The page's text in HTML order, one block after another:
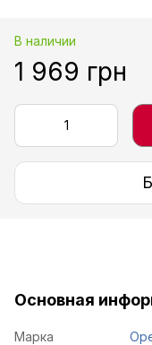
В наличии
1 969 грн
Основная
Марка